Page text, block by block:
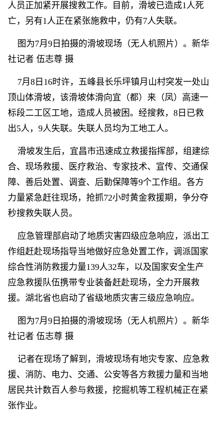
人员正加紧开展搜救工作。目前，滑坡已造成1人死
亡，另有1人正在紧张施救中，仍有7人失联。
图为7月9日拍摄的滑坡现场（无人机照片）。新华
社记者 伍志尊 摄
7月8日16时许，五峰县长乐坪镇月山村突发一处山
顶山体滑坡，该滑坡体滑向宜（都）来（凤）高速一
标段二工区工地，造成人员被困。经搜救，8日已救
出5人，9人失联。失联人员均为工地工人。
滑坡发生后，宜昌市迅速成立救援指挥部，组建综
合、现场救援、医疗救治、专家技术、宣传、交通保
障、善后处置、调查、后勤保障等9个工作组。各方
力量紧急赶往现场，抢抓72小时黄金救援期，争分夺
秒搜救失联人员。
应急管理部启动了地质灾害四级应急响应，派出工
作组赶赴现场指导当地做好应急处置工作，调派国家
综合性消防救援力量139人32车，以及国家安全生产
应急救援队伍携带专业装备赶赴现场，全力开展救
援。湖北省也启动了省级地质灾害三级应急响应。
图为7月9日拍摄的滑坡现场（无人机照片）。新华
社记者 伍志尊 摄
记者在现场了解到，滑坡现场有地灾专家、应急救
援、消防、电力、交通、公安等各方救援力量和当地
居民共计数百人参与救援，挖掘机等工程机械正在紧
张作业。